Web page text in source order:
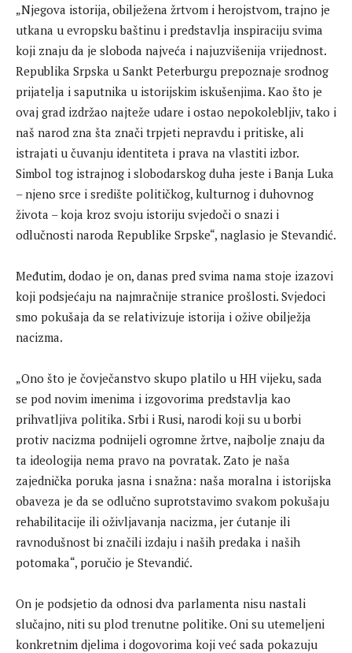
„Njegova istorija, obilježena žrtvom i herojstvom, trajno je
utkana u evropsku baštinu i predstavlja inspiraciju svima
koji znaju da je sloboda najveća i najuzvišenija vrijednost.
Republika Srpska u Sankt Peterburgu prepoznaje srodnog
prijatelja i saputnika u istorijskim iskušenjima. Kao što je
ovaj grad izdržao najteže udare i ostao nepokolebljiv, tako i
naš narod zna šta znači trpjeti nepravdu i pritiske, ali
istrajati u čuvanju identiteta i prava na vlastiti izbor.
Simbol tog istrajnog i slobodarskog duha jeste i Banja Luka
– njeno srce i središte političkog, kulturnog i duhovnog
života – koja kroz svoju istoriju svjedoči o snazi i
odlučnosti naroda Republike Srpske“, naglasio je Stevandić.
Međutim, dodao je on, danas pred svima nama stoje izazovi
koji podsjećaju na najmračnije stranice prošlosti. Svjedoci
smo pokušaja da se relativizuje istorija i ožive obilježja
nacizma.
„Ono što je čovječanstvo skupo platilo u HH vijeku, sada
se pod novim imenima i izgovorima predstavlja kao
prihvatljiva politika. Srbi i Rusi, narodi koji su u borbi
protiv nacizma podnijeli ogromne žrtve, najbolje znaju da
ta ideologija nema pravo na povratak. Zato je naša
zajednička poruka jasna i snažna: naša moralna i istorijska
obaveza je da se odlučno suprotstavimo svakom pokušaju
rehabilitacije ili oživljavanja nacizma, jer ćutanje ili
ravnodušnost bi značili izdaju i naših predaka i naših
potomaka“, poručio je Stevandić.
On je podsjetio da odnosi dva parlamenta nisu nastali
slučajno, niti su plod trenutne politike. Oni su utemeljeni
konkretnim djelima i dogovorima koji već sada pokazuju